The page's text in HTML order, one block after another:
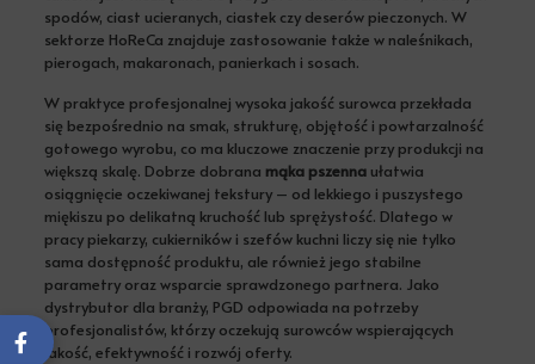
spodów, ciast ucieranych, ciastek czy deserów pieczonych. W
sektorze HoReCa znajduje zastosowanie także w naleśnikach,
pierogach, makaronach, panierkach i sosach.
W praktyce profesjonalnej wysoka jakość surowca przekłada
się bezpośrednio na smak, strukturę, objętość i powtarzalność
gotowego wyrobu, co ma kluczowe znaczenie przy produkcji na
większą skalę. Dobrze dobrana mąka pszennaułatwia
osiągnięcie oczekiwanej tekstury – od lekkiego i puszystego
miękiszu po delikatną kruchość lub sprężystość. Dlatego w
pracy piekarzy, cukierników i szefów kuchni liczy się nie tylko
sama dostępność produktu, ale również jego stabilne
parametry oraz wsparcie sprawdzonego partnera. Jako
dystrybutor dla branży, PGD odpowiada na potrzeby
profesjonalistów, którzy oczekują surowców wspierających
jakość, efektywność i rozwój oferty.